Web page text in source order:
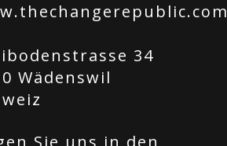
34
Wädenswil
Sie uns in den